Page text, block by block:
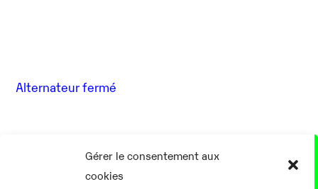
Gérer le consentement aux
cookies
Alternateur fermé